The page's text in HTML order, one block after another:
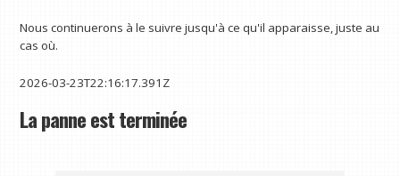
Nous continuerons à le suivre jusqu'à ce qu'il apparaisse, juste au
cas où.
2026-03-23T22:16:17.391Z
La panne est terminée